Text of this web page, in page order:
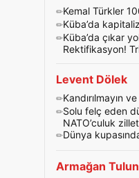
Kemal Türkler
Küba’da
Küba’da çıkar
Rektifikasyon!
Levent Dölek
Kandırılmayın
Solu felç eden
NATO’culuk
Dünya
Armağan Tulun